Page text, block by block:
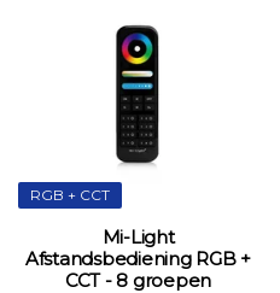
RGB + CCT
Mi-Light
Afstandsbediening RGB +
CCT - 8 groepen